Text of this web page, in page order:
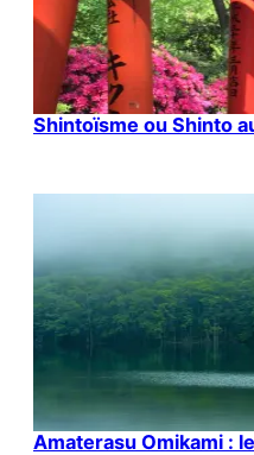
Shintoïsme ou Shinto
Amaterasu Omikami :